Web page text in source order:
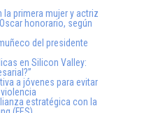
primera mujer y actriz
honorario, según
del presidente
en Silicon Valley:
a jóvenes para evitar
estratégica con la